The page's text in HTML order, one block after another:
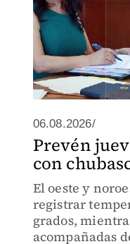
06.08.2026/
Prevén
con
El oeste y
registrar
grados,
acompañadas